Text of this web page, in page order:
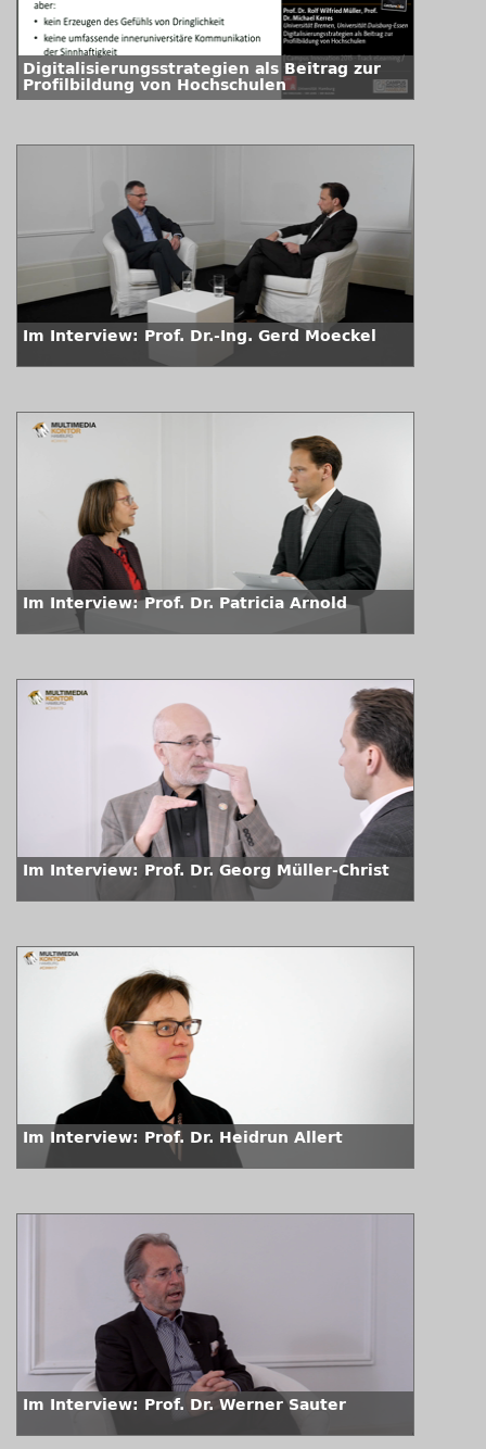
Digitalisierungsstrategien als Beitrag zur
Profilbildung von Hochschulen
Im Interview: Prof. Dr.-Ing. Gerd Moeckel
Im Interview: Prof. Dr. Patricia Arnold
Im Interview: Prof. Dr. Georg Müller-Christ
Im Interview: Prof. Dr. Heidrun Allert
Im Interview: Prof. Dr. Werner Sauter